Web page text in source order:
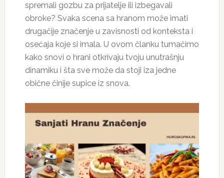
spremali gozbu za prijatelje ili izbegavali
obroke? Svaka scena sa hranom može imati
drugačije značenje u zavisnosti od konteksta i
osećaja koje si imala. U ovom članku tumačimo
kako snovi o hrani otkrivaju tvoju unutrašnju
dinamiku i šta sve može da stoji iza jedne
obične činije supice iz snova.